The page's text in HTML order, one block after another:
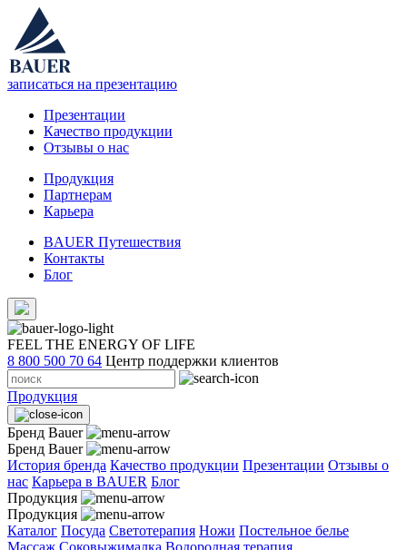
записаться на презентацию
Презентации
Качество продукции
Отзывы о нас
Продукция
Партнерам
Карьера
BAUER Путешествия
Контакты
Блог
FEEL THE ENERGY OF LIFE
8 800 500 70 64 Центр поддержки клиентов
Продукция
Бренд Bauer
Бренд Bauer
История бренда Качество продукции Презентации Отзывы о
нас Карьера в BAUER Блог
Продукция
Продукция
Каталог Посуда Светотерапия Ножи Постельное белье
Массаж Соковыжималка Водородная терапия